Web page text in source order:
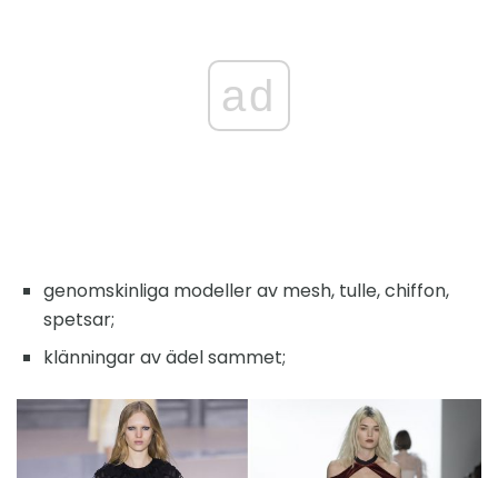
ad
genomskinliga modeller av mesh, tulle, chiffon,
spetsar;
klänningar av ädel sammet;